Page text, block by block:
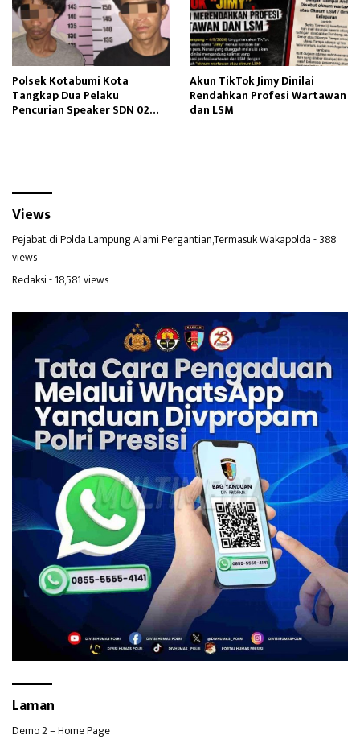
Polsek Kotabumi Kota
Tangkap Dua Pelaku
Pencurian Speaker SDN 02
Akun TikTok Jimy Dinilai
Rendahkan Profesi Wartawan
dan LSM
Views
Pejabat di Polda Lampung Alami Pergantian,Termasuk Wakapolda- 388
views
Redaksi- 18,581 views
Laman
Demo 2 – Home Page